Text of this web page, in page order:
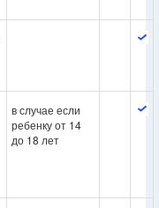
в случае если
ребенку от 14
до 18 лет